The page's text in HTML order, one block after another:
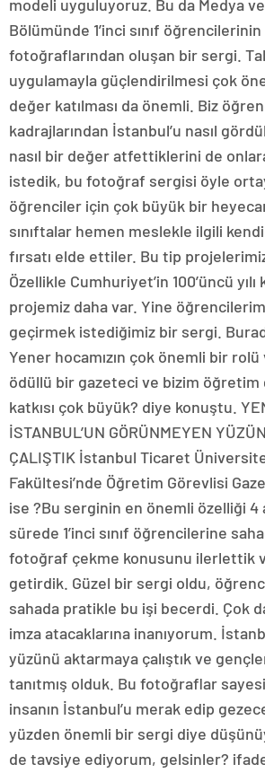
modeli uyguluyoruz. Bu da Medya
Bölümünde 1’inci sınıf
fotoğraflarından oluşan bir sergi.
uygulamayla güçlendirilmesi çok
değer katılması da önemli. Biz
kadrajlarından İstanbul’u nasıl
nasıl bir değer atfettiklerini de
istedik, bu fotoğraf sergisi öyle
öğrenciler için çok büyük bir
sınıftalar hemen meslekle ilgili
fırsatı elde ettiler. Bu tip
Özellikle Cumhuriyet’in 100’üncü
projemiz daha var. Yine
geçirmek istediğimiz bir sergi.
Yener hocamızın çok önemli bir rolü
ödüllü bir gazeteci ve bizim öğretim
katkısı çok büyük? diye konuştu.
İSTANBUL’UN GÖRÜNMEYEN
ÇALIŞTIK İstanbul Ticaret
Fakültesi’nde Öğretim Görevlisi
ise ?Bu serginin en önemli özelliği 4
sürede 1’inci sınıf öğrencilerine
fotoğraf çekme konusunu ilerlettik
getirdik. Güzel bir sergi oldu,
sahada pratikle bu işi becerdi. Çok
imza atacaklarına inanıyorum.
yüzünü aktarmaya çalıştık ve
tanıtmış olduk. Bu fotoğraflar
insanın İstanbul’u merak edip
yüzden önemli bir sergi diye
de tavsiye ediyorum, gelsinler?